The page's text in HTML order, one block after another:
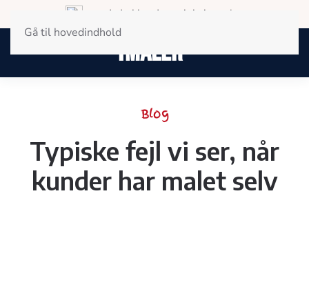
Gå til hovedindhold
Landsdækkende og lokal service
Blog
Typiske fejl vi ser, når
kunder har malet selv